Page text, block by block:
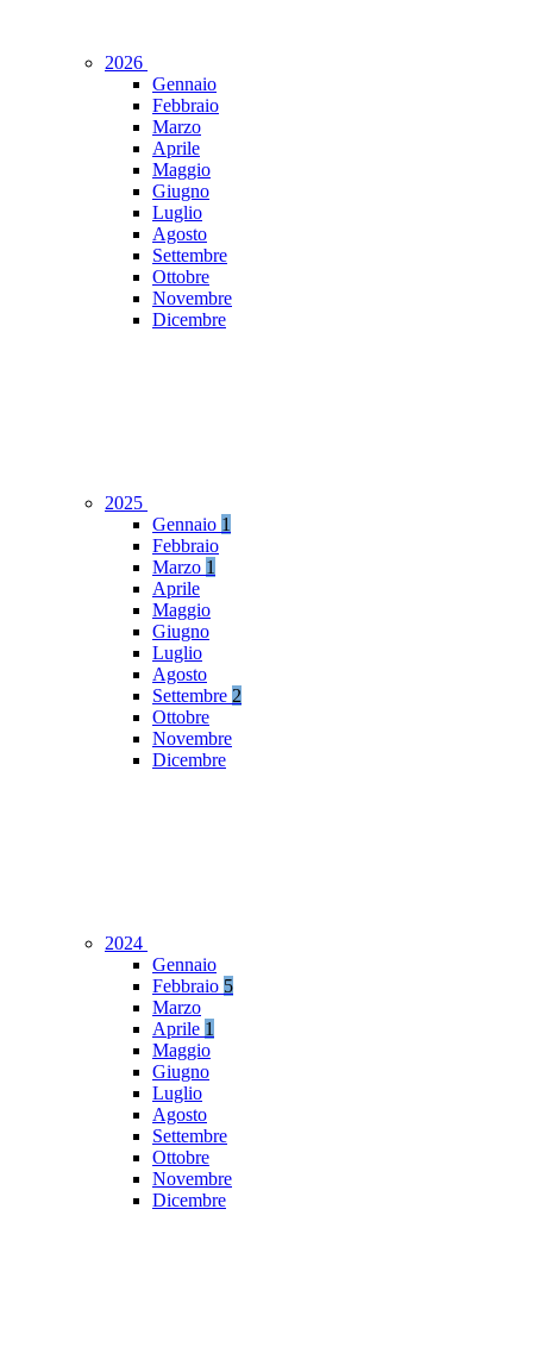
2026
Gennaio
Febbraio
Marzo
Aprile
Maggio
Giugno
Luglio
Agosto
Settembre
Ottobre
Novembre
Dicembre
2025
Gennaio 1
Febbraio
Marzo 1
Aprile
Maggio
Giugno
Luglio
Agosto
Settembre 2
Ottobre
Novembre
Dicembre
2024
Gennaio
Febbraio 5
Marzo
Aprile 1
Maggio
Giugno
Luglio
Agosto
Settembre
Ottobre
Novembre
Dicembre